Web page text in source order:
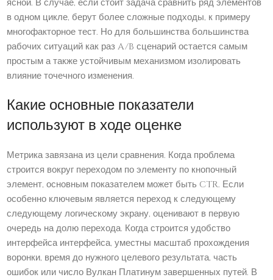
ясной. В случае, если стоит задача сравнить ряд элементов
в одном цикле, берут более сложные подходы, к примеру
многофакторное тест. Но для большинства большинства
рабочих ситуаций как раз A/B сценарий остается самым
простым а также устойчивым механизмом изолировать
влияние точечного изменения.
Какие основные показатели
используют в ходе оценке
Метрика завязана из цели сравнения. Когда проблема
строится вокруг переходом по элементу по кнопочный
элемент, основным показателем может быть CTR. Если
особенно ключевым является переход к следующему
следующему логическому экрану, оценивают в первую
очередь на долю перехода. Когда строится удобство
интерфейса интерфейса, уместны масштаб прохождения
воронки, время до нужного целевого результата, часть
ошибок или число Вулкан Платинум завершенных путей. В